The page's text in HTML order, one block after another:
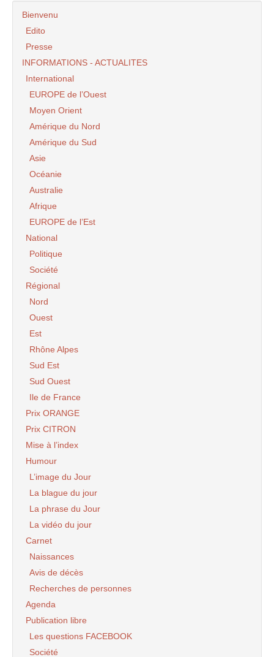
Bienvenu
Edito
Presse
INFORMATIONS - ACTUALITES
International
EUROPE de l’Ouest
Moyen Orient
Amérique du Nord
Amérique du Sud
Asie
Océanie
Australie
Afrique
EUROPE de l’Est
National
Politique
Société
Régional
Nord
Ouest
Est
Rhône Alpes
Sud Est
Sud Ouest
Ile de France
Prix ORANGE
Prix CITRON
Mise à l’index
Humour
L’image du Jour
La blague du jour
La phrase du Jour
La vidéo du jour
Carnet
Naissances
Avis de décès
Recherches de personnes
Agenda
Publication libre
Les questions FACEBOOK
Société